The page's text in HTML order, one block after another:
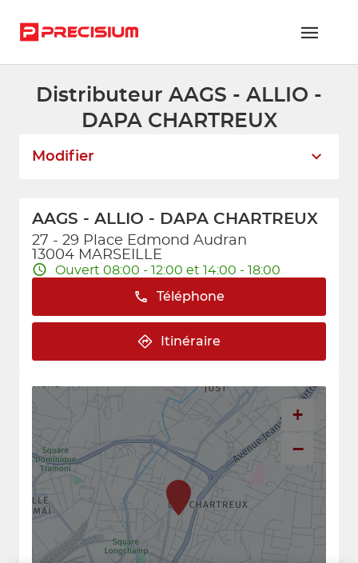
RÉSEAU PRECISIUM
NOUS REJOINDRE
CONTACTEZ-NOUS
Distributeur AAGS - ALLIO -
DAPA CHARTREUX
Modifier
AAGS - ALLIO - DAPA CHARTREUX
27 - 29 Place Edmond Audran
13004 MARSEILLE
Ouvert 08:00 - 12:00 et 14:00 - 18:00
Téléphone
Itinéraire
+
−